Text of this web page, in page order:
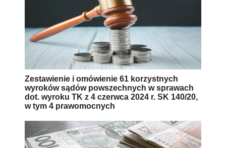
Zestawienie i omówienie 61 korzystnych
wyroków sądów powszechnych w sprawach
dot. wyroku TK z 4 czerwca 2024 r. SK 140/20,
w tym 4 prawomocnych